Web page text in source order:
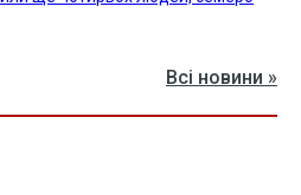
Всі новини »